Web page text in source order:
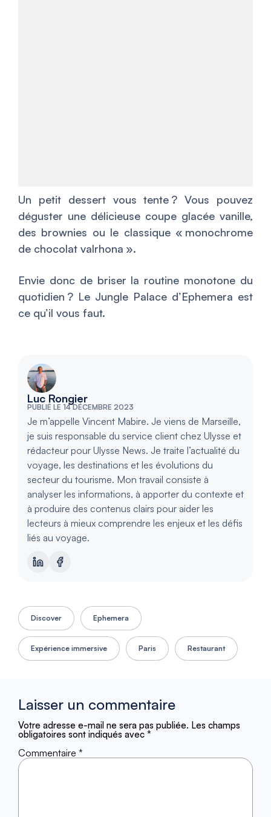
Un petit dessert vous tente ? Vous pouvez
déguster une délicieuse coupe glacée vanille,
des brownies ou le classique « monochrome
de chocolat valrhona ».
Envie donc de briser la routine monotone du
quotidien ? Le Jungle Palace d’Ephemera est
ce qu’il vous faut.
Luc Rongier
PUBLIÉ LE 14 DÉCEMBRE 2023
Je m’appelle Vincent Mabire. Je viens de Marseille,
je suis responsable du service client chez Ulysse et
rédacteur pour Ulysse News. Je traite l’actualité du
voyage, les destinations et les évolutions du
secteur du tourisme. Mon travail consiste à
analyser les informations, à apporter du contexte et
à produire des contenus clairs pour aider les
lecteurs à mieux comprendre les enjeux et les défis
liés au voyage.
Discover Ephemera
Expérience immersive Paris Restaurant
Laisser un commentaire
Votre adresse e-mail ne sera pas publiée. Les champs
obligatoires sont indiqués avec *
Commentaire *